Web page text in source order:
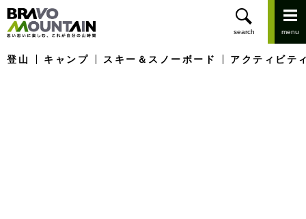
登山 キャンプ スキー＆スノーボード アクティビテ